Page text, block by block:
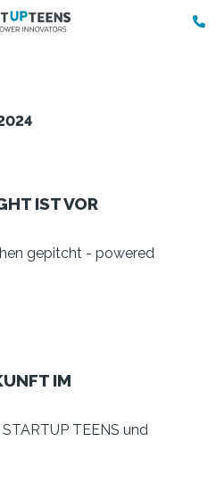
IST VOR
gepitcht - powered
IM
TEENS und